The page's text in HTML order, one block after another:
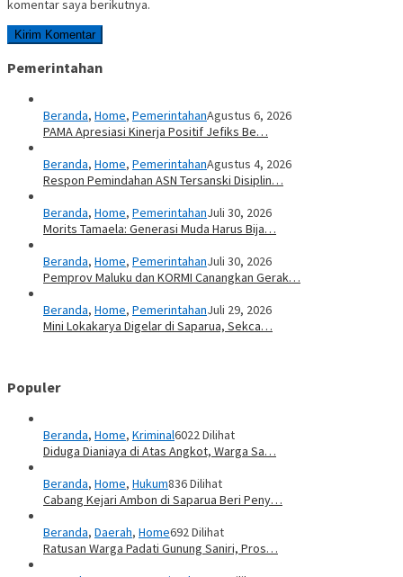
komentar saya berikutnya.
Pemerintahan
Beranda, Home, PemerintahanAgustus 6, 2026
PAMA Apresiasi Kinerja Positif Jefiks Be…
Beranda, Home, PemerintahanAgustus 4, 2026
Respon Pemindahan ASN Tersanski Disiplin…
Beranda, Home, PemerintahanJuli 30, 2026
Morits Tamaela: Generasi Muda Harus Bija…
Beranda, Home, PemerintahanJuli 30, 2026
Pemprov Maluku dan KORMI Canangkan Gerak…
Beranda, Home, PemerintahanJuli 29, 2026
Mini Lokakarya Digelar di Saparua, Sekca…
Populer
Beranda, Home, Kriminal6022 Dilihat
Diduga Dianiaya di Atas Angkot, Warga Sa…
Beranda, Home, Hukum836 Dilihat
Cabang Kejari Ambon di Saparua Beri Peny…
Beranda, Daerah, Home692 Dilihat
Ratusan Warga Padati Gunung Saniri, Pros…